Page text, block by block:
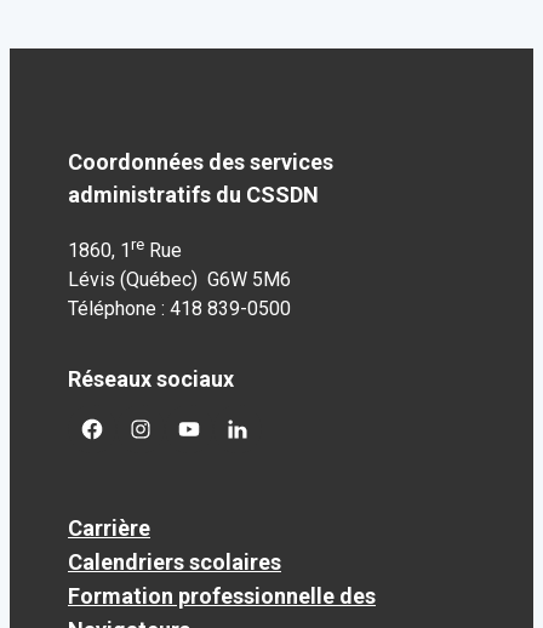
Coordonnées des services
administratifs du CSSDN
1860, 1 re Rue
Lévis (Québec) G6W 5M6
Téléphone : 418 839-0500
Réseaux sociaux
facebookgoogleplus
googleplusgoogleplus
Carrière
Calendriers scolaires
Formation professionnelle des